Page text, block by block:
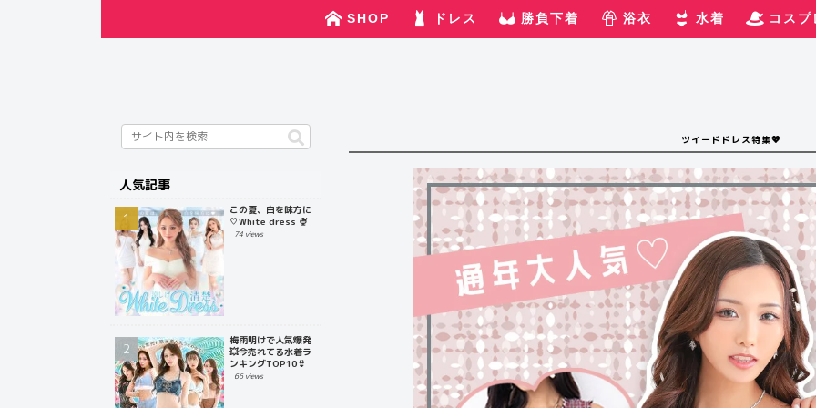
SHOP ドレス 勝負下着 浴衣 水着 コスプ
ツイードドレス特集💖
人気記事
この夏、白を味方に
♡White dress 🍨
74 views
梅雨明けで人気爆発
💥今売れてる水着ラ
ンキングTOP10👙
66 views